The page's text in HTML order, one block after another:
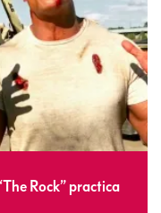
Rock” practica